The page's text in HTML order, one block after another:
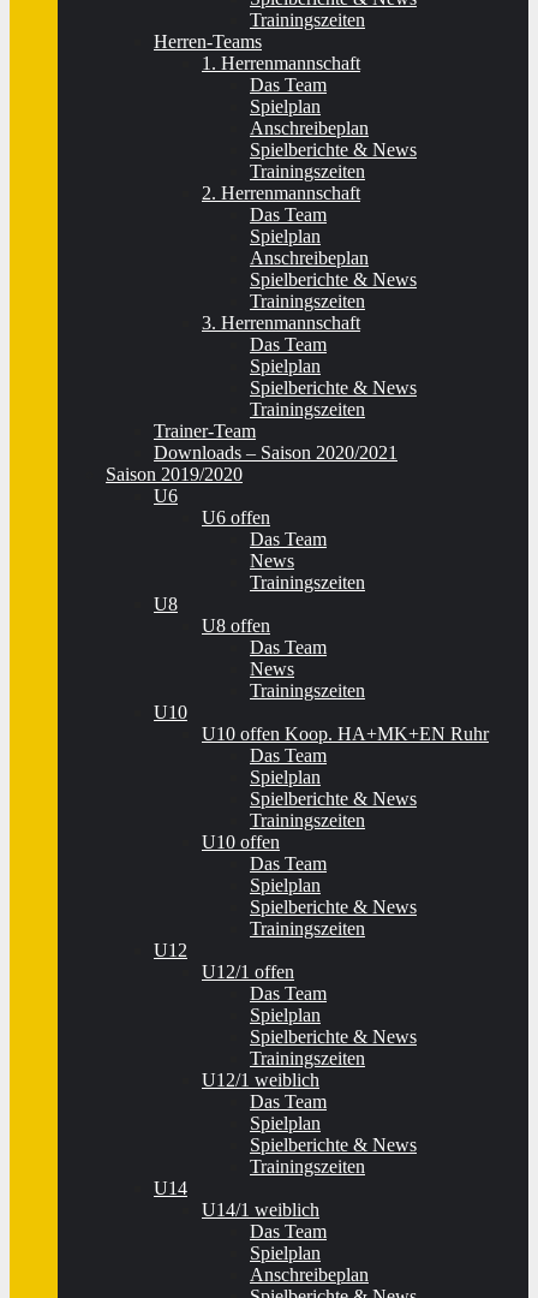
Trainingszeiten
Herren-Teams
1. Herrenmannschaft
Das Team
Spielplan
Anschreibeplan
Spielberichte & News
Trainingszeiten
2. Herrenmannschaft
Das Team
Spielplan
Anschreibeplan
Spielberichte & News
Trainingszeiten
3. Herrenmannschaft
Das Team
Spielplan
Spielberichte & News
Trainingszeiten
Trainer-Team
Downloads – Saison 2020/2021
Saison 2019/2020
U6
U6 offen
Das Team
News
Trainingszeiten
U8
U8 offen
Das Team
News
Trainingszeiten
U10
U10 offen Koop. HA+MK+EN Ruhr
Das Team
Spielplan
Spielberichte & News
Trainingszeiten
U10 offen
Das Team
Spielplan
Spielberichte & News
Trainingszeiten
U12
U12/1 offen
Das Team
Spielplan
Spielberichte & News
Trainingszeiten
U12/1 weiblich
Das Team
Spielplan
Spielberichte & News
Trainingszeiten
U14
U14/1 weiblich
Das Team
Spielplan
Anschreibeplan